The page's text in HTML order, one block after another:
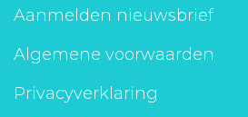
Aanmelden nieuwsbrief
Algemene voorwaarden
Privacyverklaring